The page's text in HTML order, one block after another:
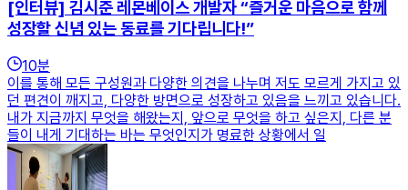
[인터뷰] 김시준 레몬베이스 개발자 “즐거운 마음으로 함께
성장할 신념 있는 동료를 기다립니다!”
10분
이를 통해 모든 구성원과 다양한 의견을 나누며 저도 모르게 가지고 있
던 편견이 깨지고, 다양한 방면으로 성장하고 있음을 느끼고 있습니다.
내가 지금까지 무엇을 해왔는지, 앞으로 무엇을 하고 싶은지, 다른 분
들이 내게 기대하는 바는 무엇인지가 명료한 상황에서 일